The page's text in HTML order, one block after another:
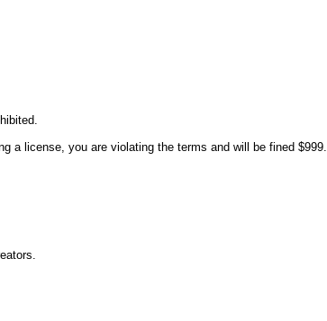
a license, you are violating the terms and will be fined $999.